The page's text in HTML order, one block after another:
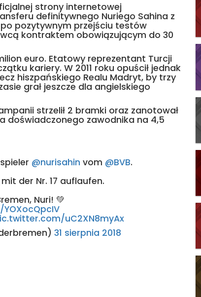
strony internetowej
definitywnego Nuriego Sahina z
pozytywnym przejściu testów
kontraktem obowiązującym do 30
euro. Etatowy reprezentant Turcji
kariery. W 2011 roku opuścił jednak
hiszpańskiego Realu Madryt, by trzy
grał jeszcze dla angielskiego
strzelił 2 bramki oraz zanotował
doświadczonego zawodnika na 4,5
@nurisahin vom @BVB.
der Nr. 17 auflaufen.
Nuri! 💚
uC2XN8myAx
31 sierpnia 2018